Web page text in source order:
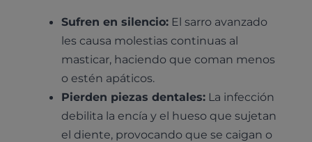
Sufren en silencio: El sarro avanzado
les causa molestias continuas al
masticar, haciendo que coman menos
o estén apáticos.
Pierden piezas dentales: La infección
debilita la encía y el hueso que sujetan
el diente, provocando que se caigan o